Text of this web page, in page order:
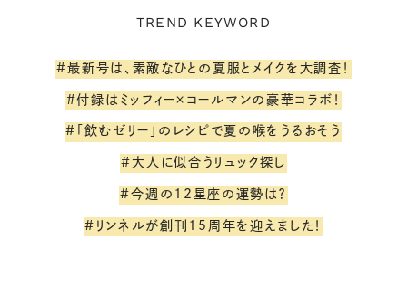
TREND KEYWORD
#最新号は、素敵なひとの夏服とメイクを大調査！
#付録はミッフィー×コールマンの豪華コラボ！
#「飲むゼリー」のレシピで夏の喉をうるおそう
#大人に似合うリュック探し
#今週の12星座の運勢は？
#リンネルが創刊15周年を迎えました！